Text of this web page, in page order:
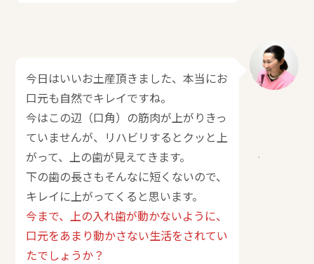
今日はいいお土産頂きました、本当にお
口元も自然でキレイですね。
今はこの辺（口角）の筋肉が上がりきっ
ていませんが、リハビリするとクッと上
がって、上の歯が見えてきます。
下の歯の長さもそんなに短くないので、
キレイに上がってくると思います。
今まで、上の入れ歯が動かないように、
口元をあまり動かさない生活をされてい
たでしょうか？